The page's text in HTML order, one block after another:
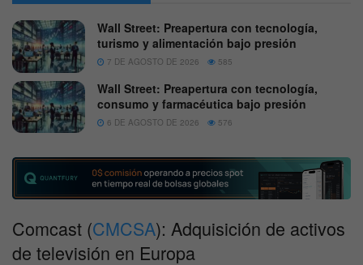
Wall Street: Preapertura con tecnología,
turismo y alimentación bajo presión
7 DE AGOSTO DE 2026 585
Wall Street: Preapertura con tecnología,
consumo y farmacéutica bajo presión
6 DE AGOSTO DE 2026 576
Comcast (CMCSA): Adquisición de activos
de televisión en Europa